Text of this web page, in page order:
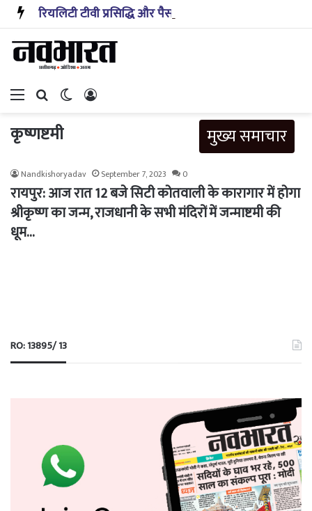
Menu Search forSwitch skin
कृष्णष्टमी मुख्य समाचार
Nandkishoryadav September 7, 2023 0
रायपुर: आज रात 12 बजे सिटी कोतवाली के कारागार में होगा
श्रीकृष्ण का जन्म, राजधानी के सभी मंदिरों में जन्माष्टमी की
धूम…
RO: 13895/ 13